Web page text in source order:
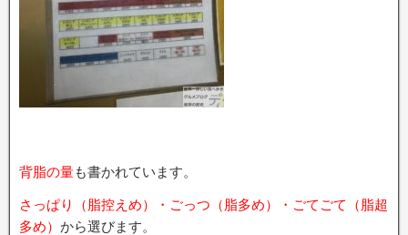
背脂の量も書かれています。
さっぱり（脂控えめ）・ごっつ（脂多め）・ごてごて（脂超
多め） から選びます。